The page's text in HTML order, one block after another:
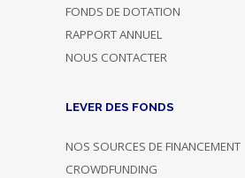
FONDS DE DOTATION
RAPPORT ANNUEL
NOUS CONTACTER
LEVER DES FONDS
NOS SOURCES DE FINANCEMENT
CROWDFUNDING